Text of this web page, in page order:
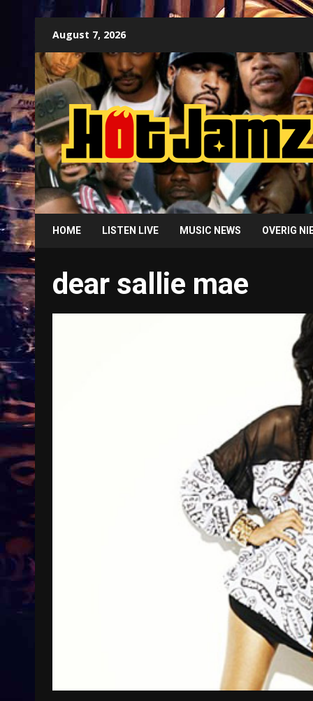
content
August 7, 2026
HOME LISTEN LIVE MUSIC NEWS OVERIG
dear sallie mae
Treinkaartjes worden duurder,
abonnementen verdwijnen